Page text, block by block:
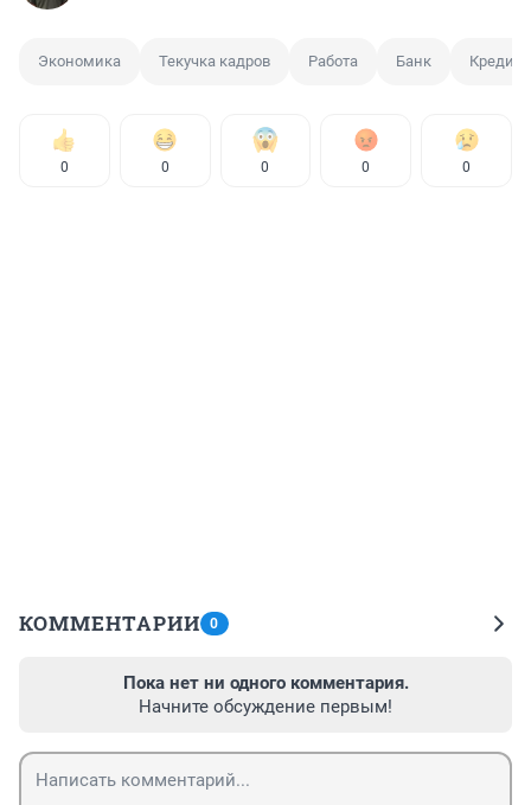
Экономика Текучка кадров Работа Банк Кредит
0 0 0 0 0
КОММЕНТАРИИ 0
Пока нет ни одного комментария.
Начните обсуждение первым!